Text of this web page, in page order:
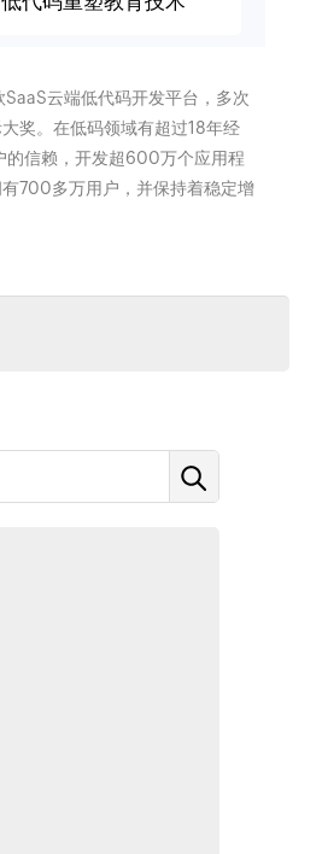
云端低代码开发平台，多次
奖。在低码领域有超过18年经
的信赖，开发超600万个应用程
700多万用户，并保持着稳定增